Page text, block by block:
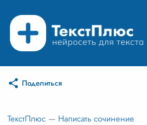
Режимы нейросети
Цены
Поделиться
ТекстПлюс — Написать сочинение